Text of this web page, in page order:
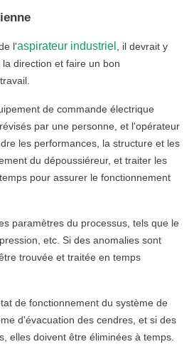
l'aspirateur industriel
, il devrait y
direction et faire un bon
de commande électrique
par une personne, et l'opérateur
les performances, la structure et les
du dépoussiéreur, et traiter les
pour assurer le fonctionnement
paramètres du processus, tels que le
etc. Si des anomalies sont
trouvée et traitée en temps
de fonctionnement du système de
d'évacuation des cendres, et si des
elles doivent être éliminées à temps.